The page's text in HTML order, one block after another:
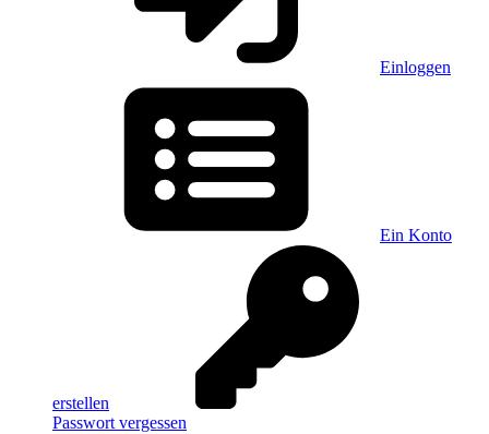
Einloggen
Ein Konto
erstellen
Passwort vergessen